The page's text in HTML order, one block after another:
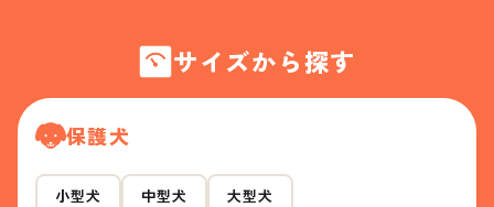
サイズから探す
保護犬
小型犬 中型犬 大型犬